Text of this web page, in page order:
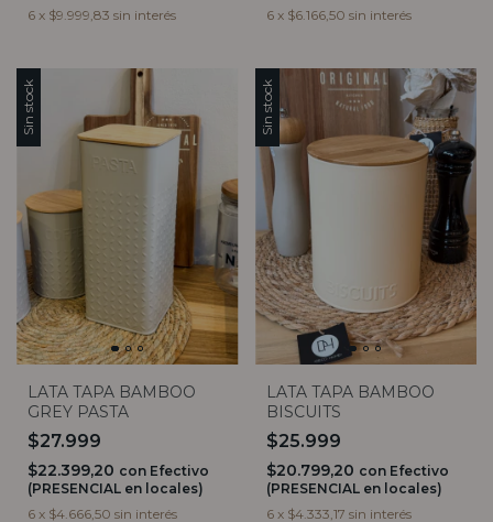
6 x $9.999,83 sin interés
6 x $6.166,50 sin interés
Sin stock
LATA TAPA BAMBOO
GREY PASTA
$27.999
$22.399,20 con Efectivo
(PRESENCIAL en locales)
6 x $4.666,50 sin interés
Sin stock
LATA TAPA BAMBOO
BISCUITS
$25.999
$20.799,20 con Efectivo
(PRESENCIAL en locales)
6 x $4.333,17 sin interés